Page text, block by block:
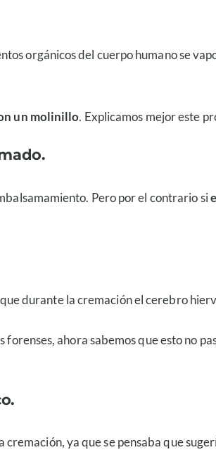
orgánicos del cuerpo humano se
un molinillo. Explicamos mejor este
Pero por el contrario si
durante la cremación el cerebro
ahora sabemos que esto no
cremación, ya que se pensaba que